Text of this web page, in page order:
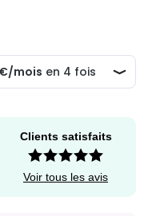
Clients satisfaits
Voir tous les avis